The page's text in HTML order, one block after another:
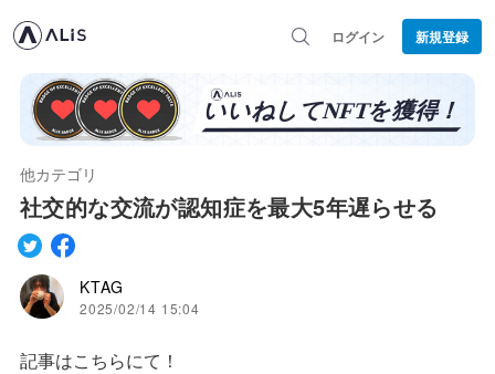
ログイン 新規登録
他カテゴリ
社交的な交流が認知症を最大5年遅らせる
KTAG
2025/02/14 15:04
記事はこちらにて！